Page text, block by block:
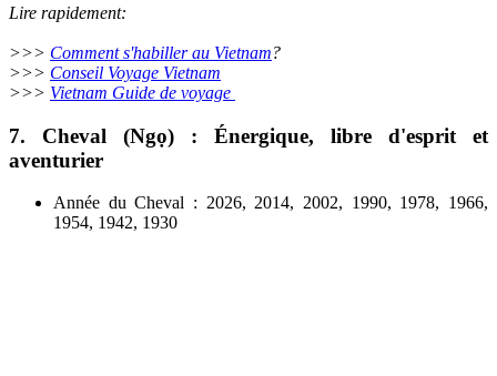
Lire rapidement:
>>> Comment s'habiller au Vietnam?
>>> Conseil Voyage Vietnam
>>> Vietnam Guide de voyage
7. Cheval (Ngọ) : Énergique, libre d'esprit et
aventurier
Année du Cheval : 2026, 2014, 2002, 1990, 1978, 1966,
1954, 1942, 1930